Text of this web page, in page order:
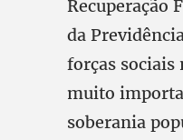
Recuperação
da
forças sociais
muito
soberania